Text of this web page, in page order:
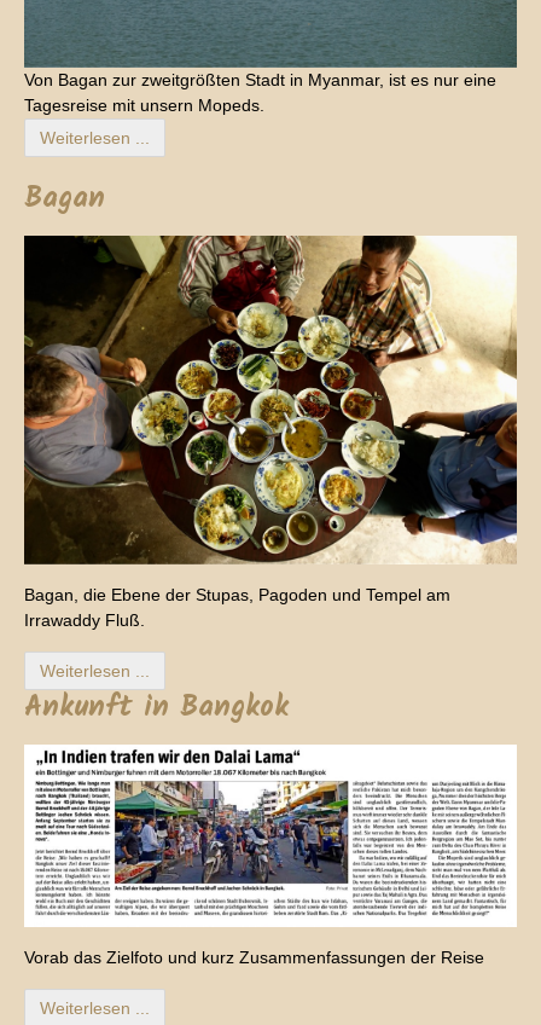
Von Bagan zur zweitgrößten Stadt in Myanmar, ist es nur eine
Tagesreise mit unsern Mopeds.
Weiterlesen ...
Bagan
Bagan, die Ebene der Stupas, Pagoden und Tempel am
Irrawaddy Fluß.
Weiterlesen ...
Ankunft in Bangkok
Vorab das Zielfoto und kurz Zusammenfassungen der Reise
Weiterlesen ...